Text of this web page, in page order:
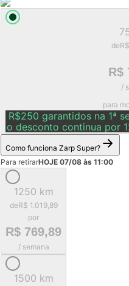
de
R$
/
para
R$250 garantidos na 1ª
o desconto continua por
Como funciona Zarp Super?
Para retirarHOJE 07/08 às 11:00
1250 km
deR$ 1.019,89
por
R$ 769,89
/ semana
1500 km